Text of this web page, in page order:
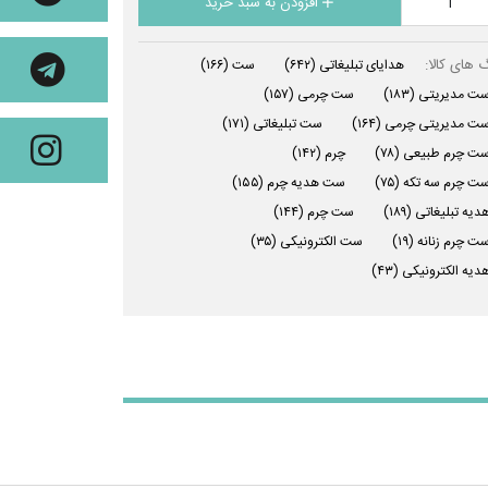
های کالا: هدایای تبلیغاتی (۶۴۲) ست (۱۶۶)
ست مدیریتی (۱۸۳) ست چرمی (۱۵۷)
ست مدیریتی چرمی (۱۶۴) ست تبلیغاتی (۱۷۱)
ست چرم طبیعی (۷۸) چرم (۱۴۲)
ست چرم سه تکه (۷۵) ست هدیه چرم (۱۵۵)
تبلیغاتی (۱۸۹) ست چرم (۱۴۴)
ست چرم زنانه (۱۹) ست الکترونیکی (۳۵)
الکترونیکی (۴۳)